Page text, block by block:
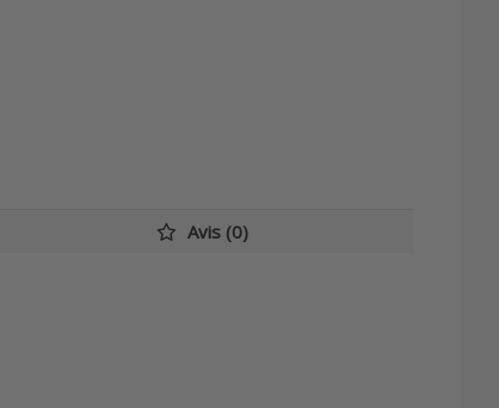
Avis (0)